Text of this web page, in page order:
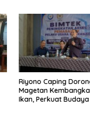
Riyono Caping
Magetan
Ikan, Perkuat